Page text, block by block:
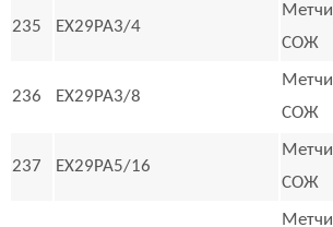
235 EX29PA3/4
СОЖ
236 EX29PA3/8
СОЖ
237 EX29PA5/16
СОЖ